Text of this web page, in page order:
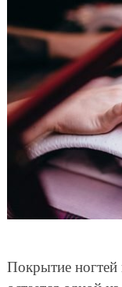
Покрытие ногтей